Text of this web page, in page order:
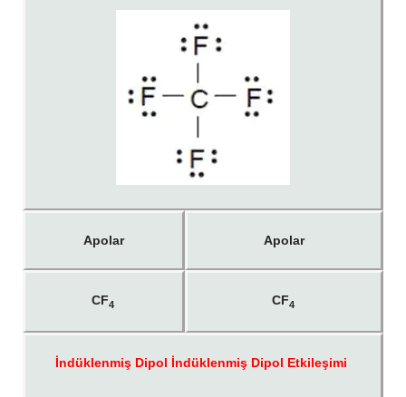
Apolar Apolar
CF4 CF4
İndüklenmiş Dipol İndüklenmiş Dipol Etkileşimi